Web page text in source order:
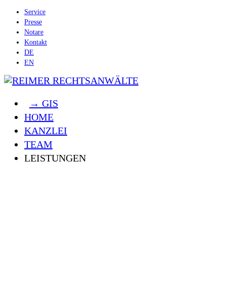
Service
Presse
Notare
Kontakt
DE
EN
→ GIS
HOME
KANZLEI
TEAM
LEISTUNGEN